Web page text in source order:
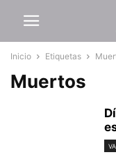
Inicio Etiquetas
Muertos